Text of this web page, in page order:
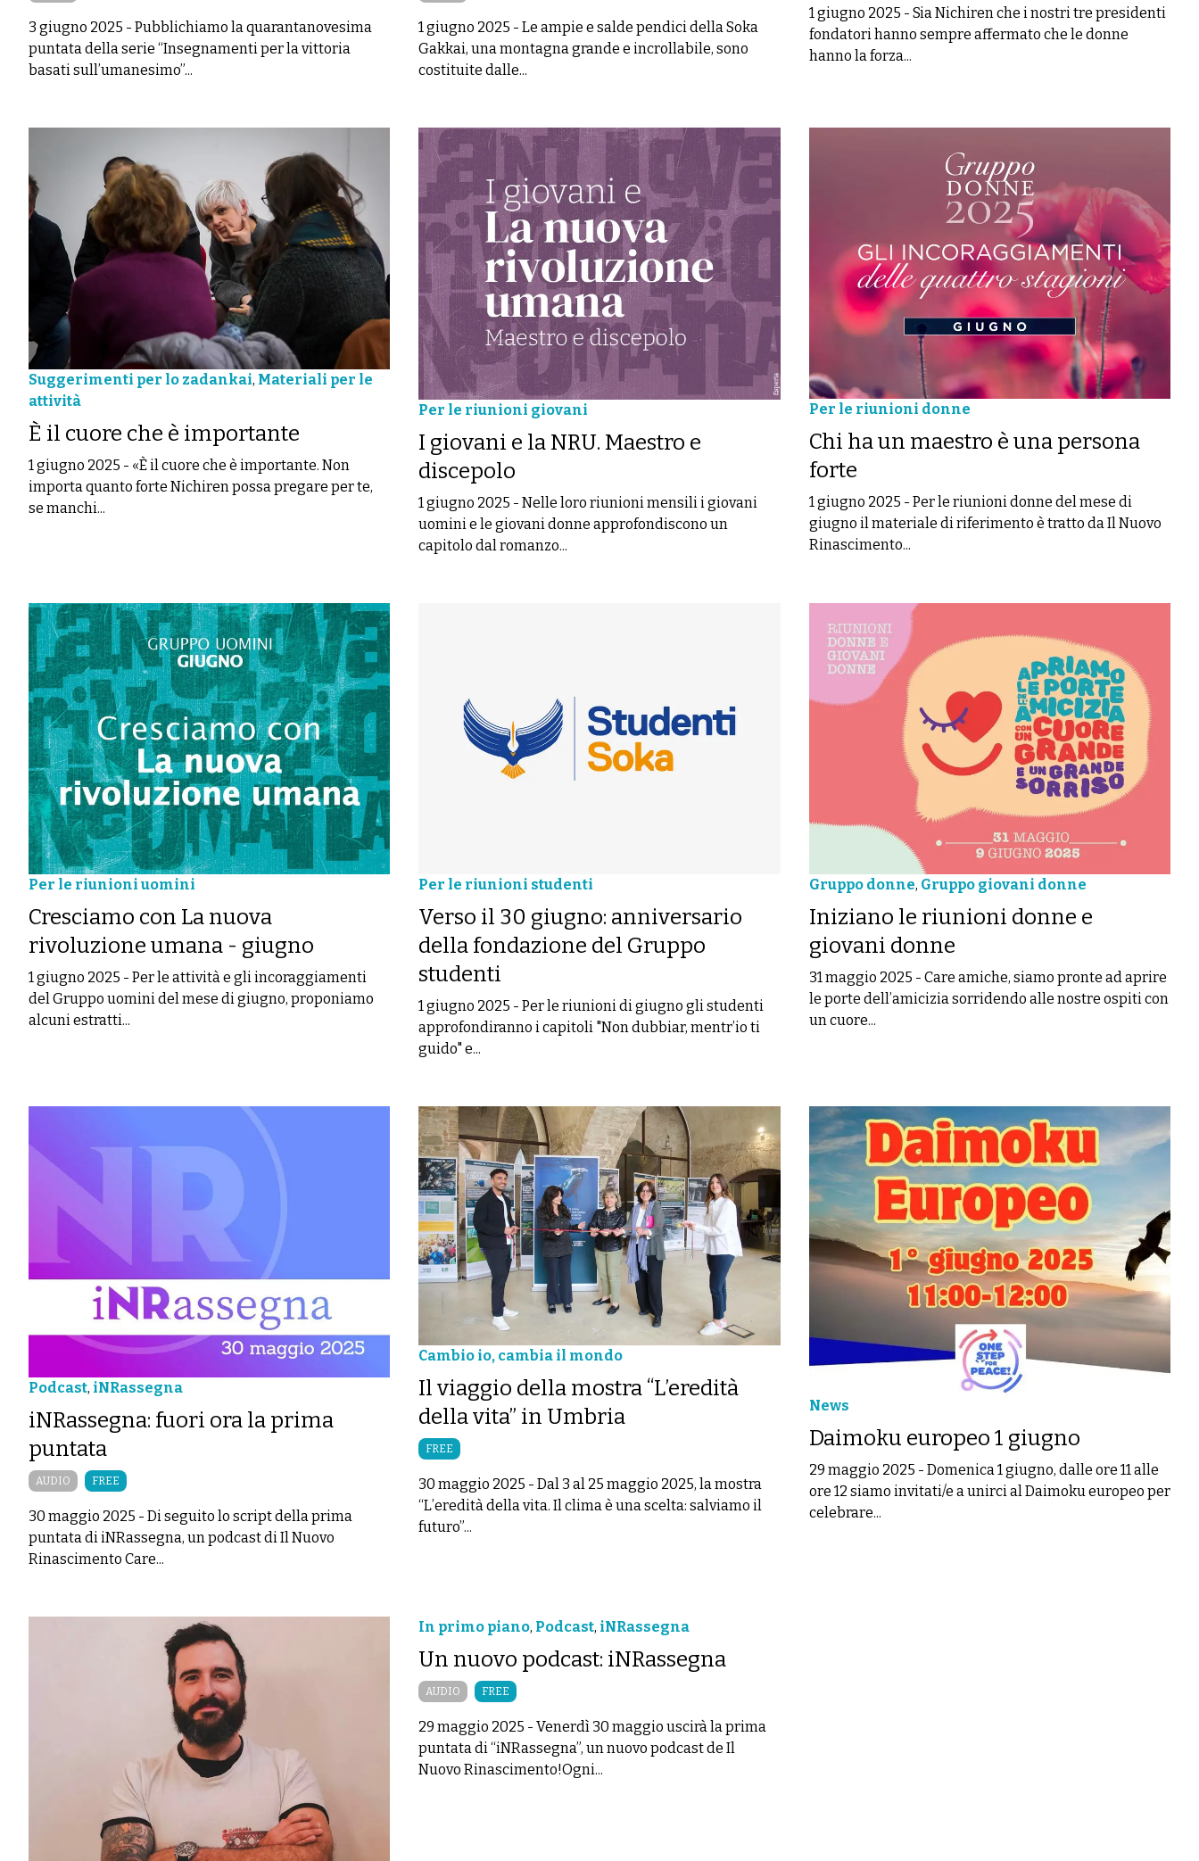
3 giugno 2025 - Pubblichiamo la quarantanovesima
puntata della serie “Insegnamenti per la vittoria
basati sull’umanesimo”...
1 giugno 2025 -Le ampie e salde pendici della Soka
Gakkai, una montagna grande e incrollabile, sono
costituite dalle...
1 giugno 2025 - Sia Nichiren che i nostri tre presidenti
fondatori hanno sempre affermato che le donne
hanno la forza...
Suggerimenti per lo zadankai, Materiali per le
attività
È il cuore che è importante
1 giugno 2025 - «È il cuore che è importante. Non
importa quanto forte Nichiren possa pregare per te,
se manchi...
Per le riunioni giovani
I giovani e la NRU. Maestro e
discepolo
1 giugno 2025 -Nelle loro riunioni mensili i giovani
uomini e le giovani donne approfondiscono un
capitolo dal romanzo...
Per le riunioni donne
Chi ha un maestro è una persona
forte
1 giugno 2025 - Per le riunioni donne del mese di
giugno il materiale di riferimento è tratto da Il Nuovo
Rinascimento...
Per le riunioni uomini
Cresciamo con La nuova
rivoluzione umana - giugno
1 giugno 2025 - Per le attività e gli incoraggiamenti
del Gruppo uomini del mese di giugno, proponiamo
alcuni estratti...
Per le riunioni studenti
Verso il 30 giugno: anniversario
della fondazione del Gruppo
studenti
1 giugno 2025 -Per le riunioni di giugno gli studenti
approfondiranno i capitoli "Non dubbiar, mentr’io ti
guido" e...
Gruppo donne, Gruppo giovani donne
Iniziano le riunioni donne e
giovani donne
31 maggio 2025 - Care amiche, siamo pronte ad aprire
le porte dell’amicizia sorridendo alle nostre ospiti con
un cuore...
Podcast, iNRassegna
iNRassegna: fuori ora la prima
puntata
AUDIO FREE
30 maggio 2025 - Di seguito lo script della prima
puntata di iNRassegna, un podcast di Il Nuovo
Rinascimento Care...
Cambio io, cambia il mondo
Il viaggio della mostra “L’eredità
della vita” in Umbria
FREE
30 maggio 2025 -Dal 3 al 25 maggio 2025, la mostra
“L’eredità della vita. Il clima è una scelta: salviamo il
futuro”...
News
Daimoku europeo 1 giugno
29 maggio 2025 - Domenica 1 giugno, dalle ore 11 alle
ore 12 siamo invitati/e a unirci al Daimoku europeo per
celebrare...
In primo piano, Podcast, iNRassegna
Un nuovo podcast: iNRassegna
AUDIO FREE
29 maggio 2025 -Venerdì 30 maggio uscirà la prima
puntata di “iNRassegna”, un nuovo podcast de Il
Nuovo Rinascimento!Ogni...